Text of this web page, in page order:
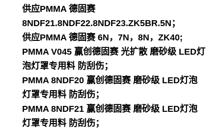
供应PMMA 德固赛
8NDF21.8NDF22.8NDF23.ZK5BR.5N；
供应PMMA 德固赛 6N，7N，8N，ZK40;
PMMA V045 赢创德固赛 光扩散 磨砂级 LED灯
泡灯罩专用料 防刮伤；
PMMA 8NDF20 赢创德固赛 磨砂级 LED灯泡
灯罩专用料 防刮伤；
PMMA 8NDF21 赢创德固赛 磨砂级 LED灯泡
灯罩专用料 防刮伤；